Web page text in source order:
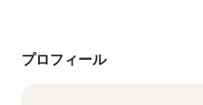
プロフィール